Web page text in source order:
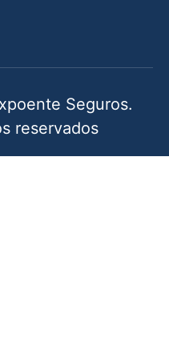
Seguros.
reservados